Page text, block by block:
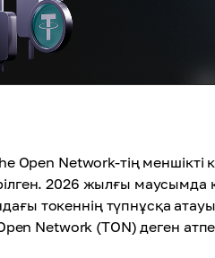
Open Network-тің
2026 жылғы
токеннің түпнұсқа
Network (TON) деген